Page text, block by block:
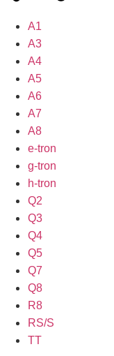
A1
A3
A4
A5
A6
A7
A8
e-tron
g-tron
h-tron
Q2
Q3
Q4
Q5
Q7
Q8
R8
RS/S
TT